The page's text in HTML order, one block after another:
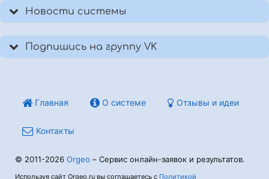
Новости системы
Подпишись на группу VK
Главная О системе Отзывы и идеи
Контакты
© 2011-2026 Orgeo – Сервис онлайн-заявок и результатов.
Используя сайт Orgeo.ru вы соглашаетесь с Политикой